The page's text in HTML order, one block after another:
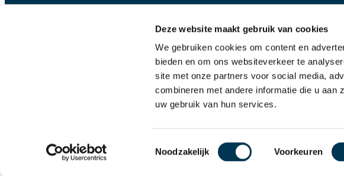
Deze website maakt gebruik van cookies
We gebruiken cookies om content en
bieden en om ons websiteverkeer te
site met onze partners voor social media,
combineren met andere informatie die u
uw gebruik van hun services.
o
Noodzakelijk Voorkeuren
Voor wie
Projecten
Nieuws
Contact
Vacatures
Algemene voorwaarden